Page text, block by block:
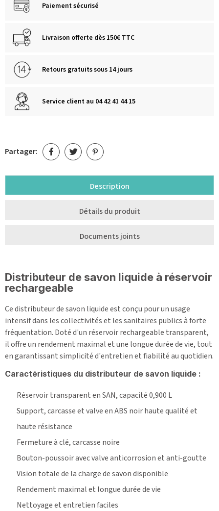
Paiement sécurisé
Livraison offerte dès 150€ TTC
Retours gratuits sous 14 jours
Service client au 04 42 41 44 15
Partager:
Description
Détails du produit
Documents joints
Distributeur de savon liquide à réservoir
rechargeable
Ce distributeur de savon liquide est conçu pour un usage
intensif dans les collectivités et les sanitaires publics à forte
fréquentation. Doté d'un réservoir rechargeable transparent,
il offre un rendement maximal et une longue durée de vie, tout
en garantissant simplicité d'entretien et fiabilité au quotidien.
Caractéristiques du distributeur de savon liquide :
Réservoir transparent en SAN, capacité 0,900 L
Support, carcasse et valve en ABS noir haute qualité et
haute résistance
Fermeture à clé, carcasse noire
Bouton-poussoir avec valve anticorrosion et anti-goutte
Vision totale de la charge de savon disponible
Rendement maximal et longue durée de vie
Nettoyage et entretien faciles